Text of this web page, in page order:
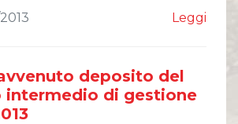
Leggi
deposito del
intermedio di gestione